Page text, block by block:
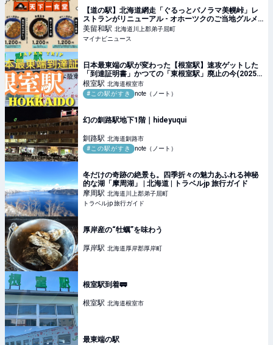
【道の駅】北海道網走「ぐるっとパノラマ美幌峠」レ
ストランがリニューアル - オホーツクのご当地グルメ
を提供
美留和駅 北海道川上郡弟子屈町
マイナビニュース
日本最東端の駅が変わった【根室駅】速攻ゲットした
「到達証明書」かつての「東根室駅」廃止の今(2025
北海道1周2047km DAY10)｜日本一周、世界一周 もふ
P
根室駅 北海道根室市
#この駅がすき
note（ノート）
幻の釧路駅地下1階｜hideyuqui
釧路駅 北海道釧路市
#この駅がすき
note（ノート）
冬だけの奇跡の絶景も。四季折々の魅力あふれる神秘
的な湖「摩周湖」 | 北海道 | トラベルjp 旅行ガイド
摩周駅 北海道川上郡弟子屈町
トラベルjp 旅行ガイド
厚岸産の“牡蠣”を味わう
厚岸駅 北海道厚岸郡厚岸町
根室駅到着🚃
根室駅 北海道根室市
最東端の駅